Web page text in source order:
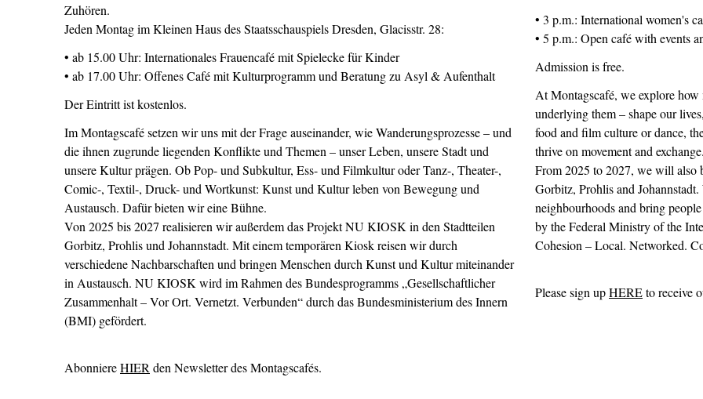
Zuhören.
Jeden Montag im Kleinen Haus des Staatsschauspiels Dresden, Glacisstr. 28:
• ab 15.00 Uhr: Internationales Frauencafé mit Spielecke für Kinder
• ab 17.00 Uhr: Offenes Café mit Kulturprogramm und Beratung zu Asyl & Aufenthalt
Der Eintritt ist kostenlos.
Im Montagscafé setzen wir uns mit der Frage auseinander, wie Wanderungsprozesse – und
die ihnen zugrunde liegenden Konflikte und Themen – unser Leben, unsere Stadt und
unsere Kultur prägen. Ob Pop- und Subkultur, Ess- und Filmkultur oder Tanz-, Theater-,
Comic-, Textil-, Druck- und Wortkunst: Kunst und Kultur leben von Bewegung und
Austausch. Dafür bieten wir eine Bühne.
Von 2025 bis 2027 realisieren wir außerdem das Projekt NU KIOSK in den Stadtteilen
Gorbitz, Prohlis und Johannstadt. Mit einem temporären Kiosk reisen wir durch
verschiedene Nachbarschaften und bringen Menschen durch Kunst und Kultur miteinander
in Austausch. NU KIOSK wird im Rahmen des Bundesprogramms „Gesellschaftlicher
Zusammenhalt – Vor Ort. Vernetzt. Verbunden“ durch das Bundesministerium des Innern
(BMI) gefördert.
AbonniereHIER den Newsletter des Montagscafés.
• 3 p.m.: International women's
• 5 p.m.: Open café with events
Admission is free.
At Montagscafé, we explore how
underlying them – shape our
food and film culture or dance,
thrive on movement and
From 2025 to 2027, we will
Gorbitz, Prohlis and
neighbourhoods and bring
by the Federal Ministry of the
Cohesion – Local. Networked.
Please sign upHEREto receive